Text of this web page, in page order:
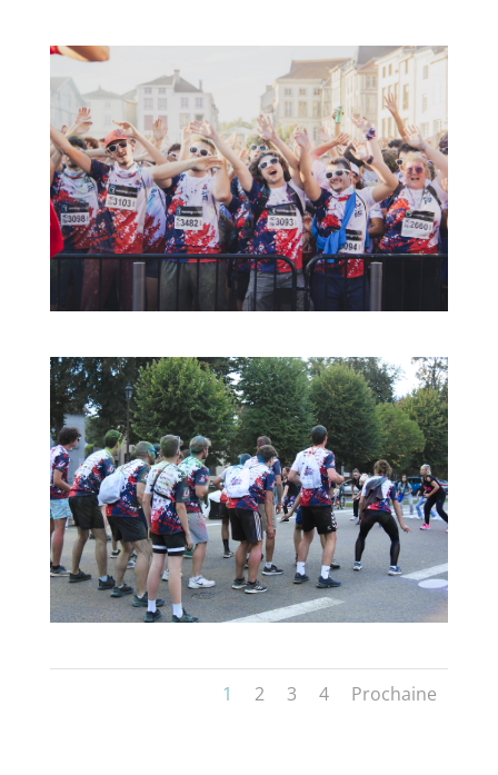
1 2 3 4 Prochaine